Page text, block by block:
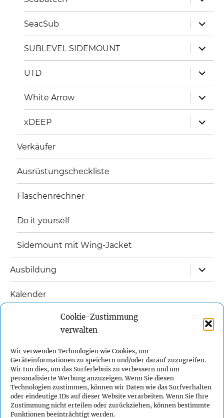
Cookie-Zustimmung
verwalten
Wir verwenden Technologien wie Cookies, um
Geräteinformationen zu speichern und/oder darauf zuzugreifen.
Wir tun dies, um das Surferlebnis zu verbessern und um
personalisierte Werbung anzuzeigen. Wenn Sie diesen
Technologien zustimmen, können wir Daten wie das Surfverhalten
oder eindeutige IDs auf dieser Website verarbeiten. Wenn Sie Ihre
Zustimmung nicht erteilen oder zurückziehen, können bestimmte
Funktionen beeinträchtigt werden.
öffnen
SeacSub
öffnen
SUBLEVEL SIDEMOUNT
öffnen
UTD
öffnen
White Arrow
öffnen
xDEEP
öffnen
Verkäufer
Ausrüstungscheckliste
Flaschenrechner
Do it yourself
Sidemount mit Wing-Jacket
Ausbildung
öffnen
Kalender
öffnen
Impressum
Datenschutzerklärung